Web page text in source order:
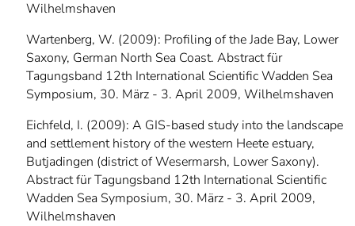
Wilhelmshaven
Wartenberg, W. (2009): Profiling of the Jade Bay, Lower
Saxony, German North Sea Coast. Abstract für
Tagungsband 12th International Scientific Wadden Sea
Symposium, 30. März - 3. April 2009, Wilhelmshaven
Eichfeld, I. (2009): A GIS-based study into the landscape
and settlement history of the western Heete estuary,
Butjadingen (district of Wesermarsh, Lower Saxony).
Abstract für Tagungsband 12th International Scientific
Wadden Sea Symposium, 30. März - 3. April 2009,
Wilhelmshaven